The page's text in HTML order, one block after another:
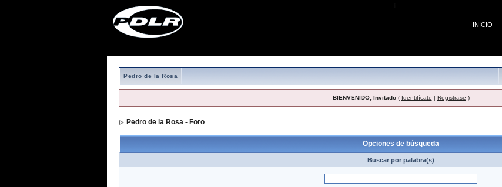
INICIO
Pedro de la Rosa
BIENVENIDO, Invitado( Identifícate | Registrase )
Pedro de la Rosa - Foro
Opciones de búsqueda
Buscar por palabra(s)